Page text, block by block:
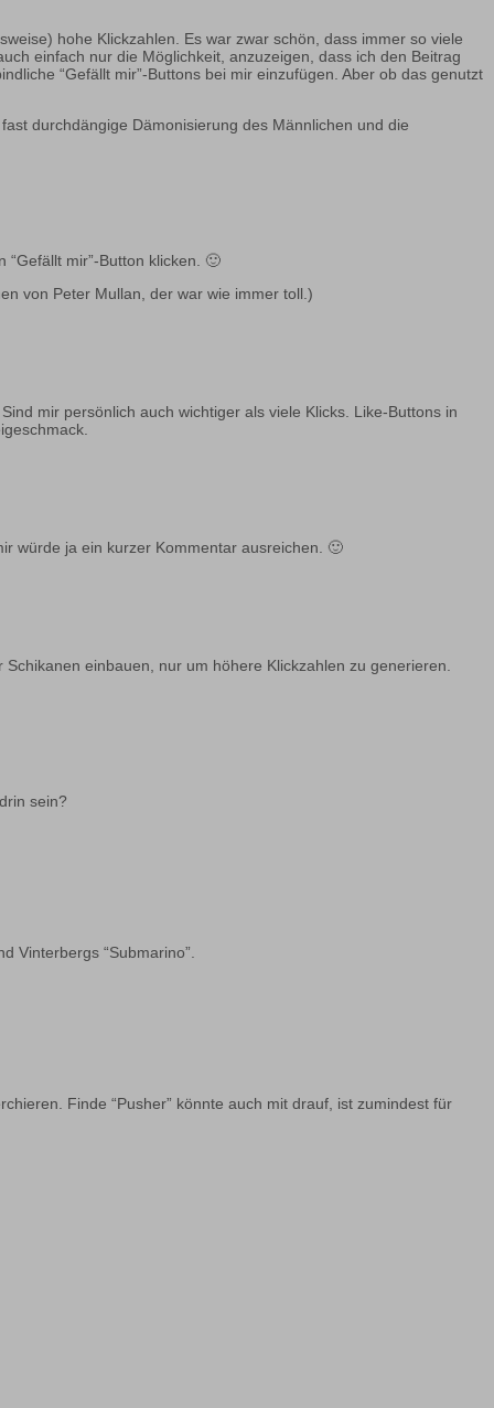
hohe Klickzahlen. Es war zwar schön, dass immer so viele
einfach nur die Möglichkeit, anzuzeigen, dass ich den Beitrag
“Gefällt mir”-Buttons bei mir einzufügen. Aber ob das genutzt
durchdängige Dämonisierung des Männlichen und die
mir”-Button klicken. 🙂
von Peter Mullan, der war wie immer toll.)
mir persönlich auch wichtiger als viele Klicks. Like-Buttons in
würde ja ein kurzer Kommentar ausreichen. 🙂
einbauen, nur um höhere Klickzahlen zu generieren.
sein?
Vinterbergs “Submarino”.
Finde “Pusher” könnte auch mit drauf, ist zumindest für